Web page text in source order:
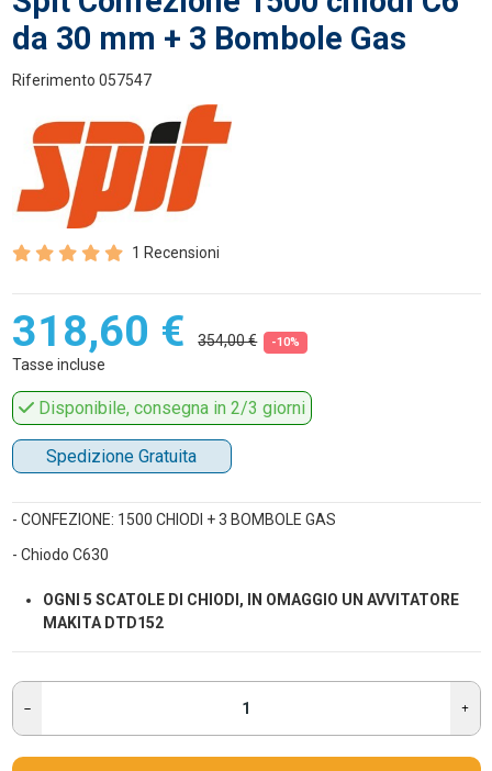
da 30 mm + 3 Bombole Gas
Riferimento 057547
1 Recensioni
318,60 € 354,00 € -10%
Tasse incluse
Disponibile, consegna in 2/3 giorni
Spedizione Gratuita
- CONFEZIONE: 1500 CHIODI + 3 BOMBOLE GAS
- Chiodo C630
OGNI 5 SCATOLE DI CHIODI, IN OMAGGIO UN AVVITATORE
MAKITA DTD152